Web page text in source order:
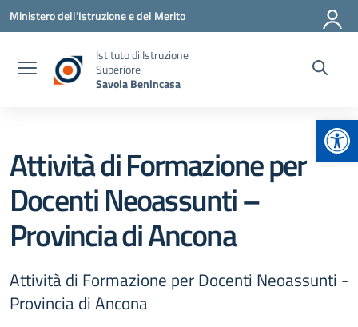
Vai ai contenuti
Vai al menu di navigazione
Vai al footer
Ministero dell'Istruzione e del Merito
Istituto di Istruzione
Superiore
Savoia Benincasa
Attività di Formazione per
Docenti Neoassunti –
Provincia di Ancona
Attività di Formazione per Docenti Neoassunti -
Provincia di Ancona